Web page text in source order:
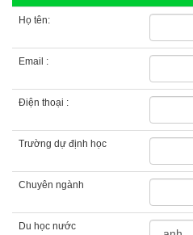
Họ tên:
Email :
Điện thoại :
Trường dự định học
Chuyên ngành
Du học nước